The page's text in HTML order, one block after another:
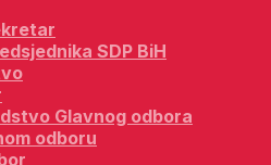
SDP BiH
Glavnog odbora
odboru